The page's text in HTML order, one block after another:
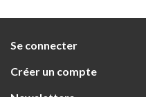
Se connecter
Créer un compte